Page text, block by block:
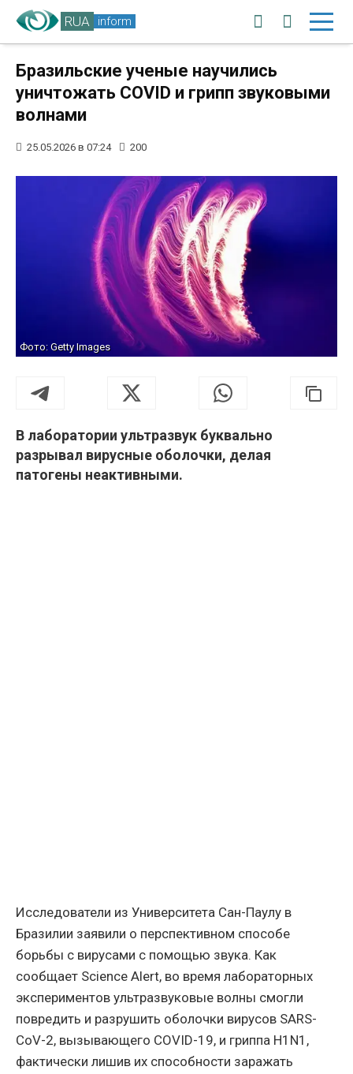
RUA inform
Бразильские ученые научились
уничтожать COVID и грипп звуковыми
волнами
25.05.2026 в 07:24 200
Фото: Getty Images
В лаборатории ультразвук буквально
разрывал вирусные оболочки, делая
патогены неактивными.
Исследователи из Университета Сан-Паулу в
Бразилии заявили о перспективном способе
борьбы с вирусами с помощью звука. Как
сообщает Science Alert, во время лабораторных
экспериментов ультразвуковые волны смогли
повредить и разрушить оболочки вирусов SARS-
CoV-2, вызывающего COVID-19, и гриппа H1N1,
фактически лишив их способности заражать